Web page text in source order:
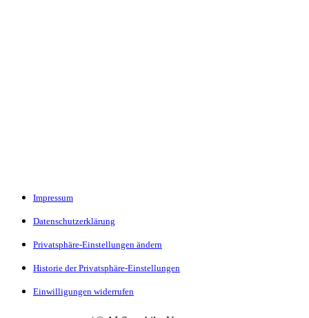
Impressum
Datenschutzerklärung
Privatsphäre-Einstellungen ändern
Historie der Privatsphäre-Einstellungen
Einwilligungen widerrufen